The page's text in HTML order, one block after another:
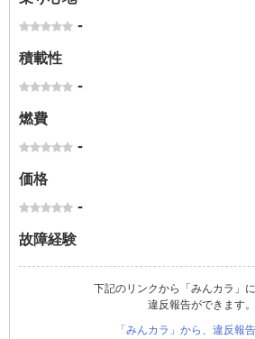
-
積載性
-
燃費
-
価格
-
故障経験
下記のリンクから「みんカラ」に
違反報告ができます。
「みんカラ」から、違反報